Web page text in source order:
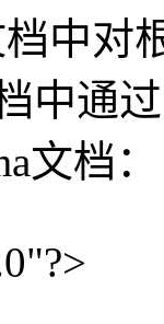
中对
中通过
文档：